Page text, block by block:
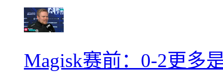
Magisk赛前：0-2更多